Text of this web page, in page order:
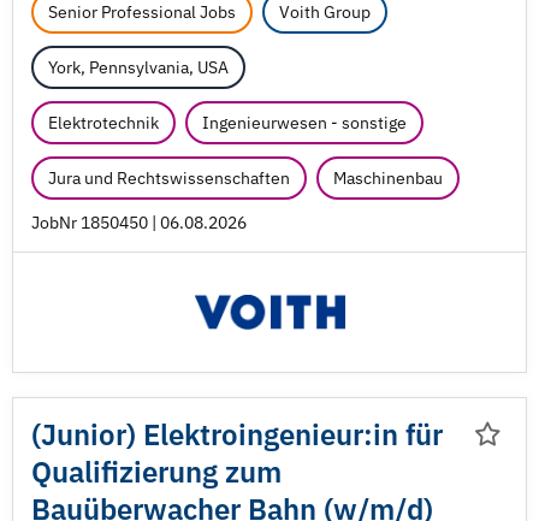
Senior Professional Jobs Voith Group
York, Pennsylvania, USA
Elektrotechnik Ingenieurwesen - sonstige
Jura und Rechtswissenschaften Maschinenbau
JobNr 1850450 | 06.08.2026
(Junior) Elektroingenieur:in für
Qualifizierung zum
Bauüberwacher Bahn (w/m/d)